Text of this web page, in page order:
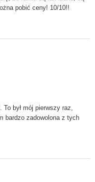
pobić ceny! 10/10!!
To był mój pierwszy raz,
bardzo zadowolona z tych